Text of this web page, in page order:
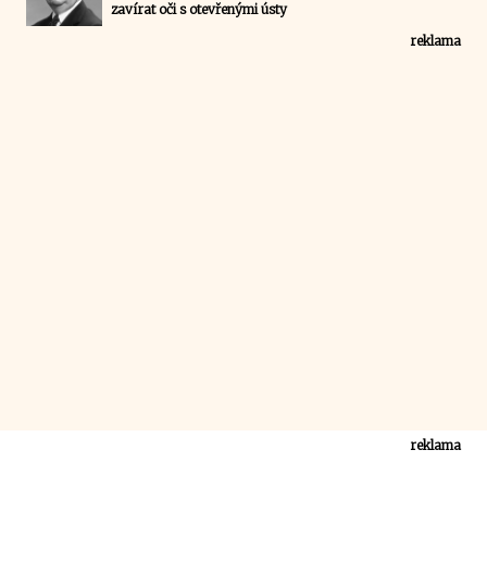
zavírat oči s otevřenými ústy
reklama
reklama